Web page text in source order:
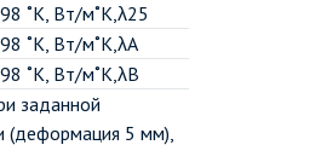
˚К, Вт/м˚К,λ25
˚К, Вт/м˚К,λА
˚К, Вт/м˚К,λВ
заданной
(деформация 5 мм),